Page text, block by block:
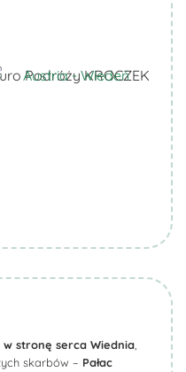
Podróży KROCZEK
w stronę serca Wiednia
skarbów – Pałac